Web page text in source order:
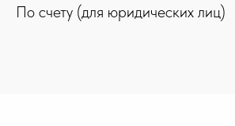
По счету (для юридических лиц)